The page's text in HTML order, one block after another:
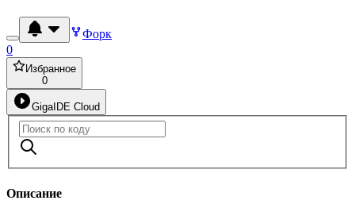
Форк
0
Избранное
0
GigaIDE Cloud
Описание